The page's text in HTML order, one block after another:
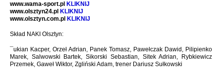
www.wama-sport.pl KLIKNIJ
www.olsztyn24.pl KLIKNIJ
www.olsztyn.com.pl KLIKNIJ
Skład NAKI Olsztyn:
¯ukian Kacper, Orzeł Adrian, Panek Tomasz, Pawełczak Dawid, Pilipienko
Marek, Salwowski Bartek, Sikorski Sebastian, Sitek Adrian, Rybkiewicz
Przemek, Gaweł Wiktor, Zgliński Adam, trener Dariusz Sułkowski